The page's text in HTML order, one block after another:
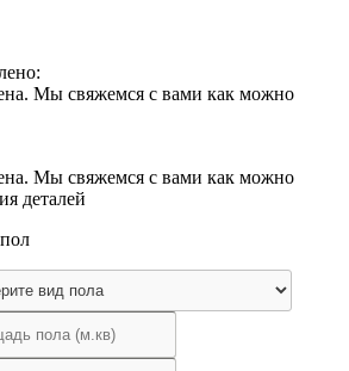
Мы свяжемся с вами как можно
Мы свяжемся с вами как можно
деталей